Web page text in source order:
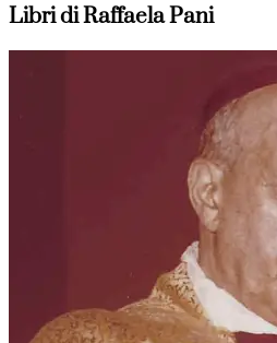
Libri di Raffaela Pani